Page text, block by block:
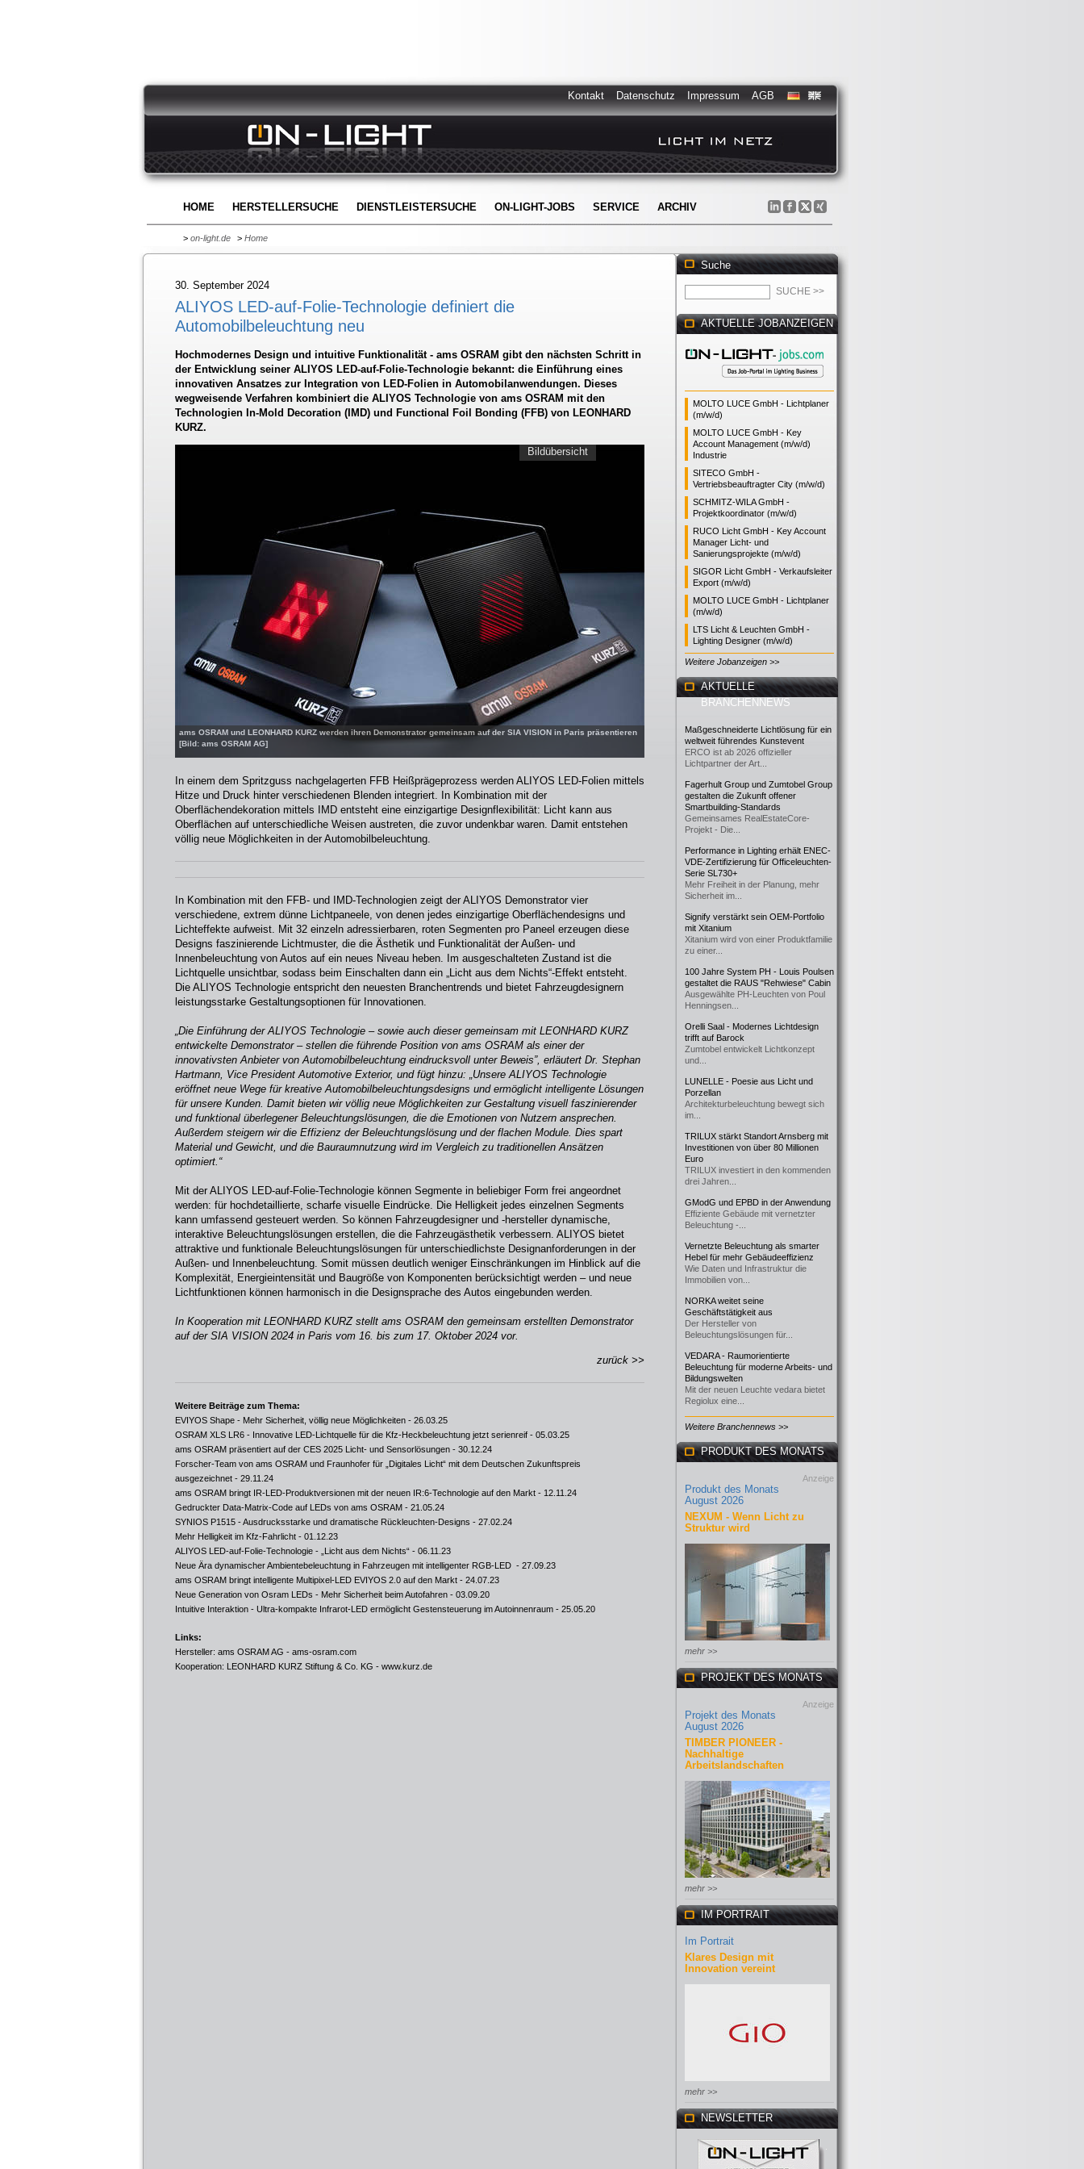
Kontakt Datenschutz Impressum AGB
HOME HERSTELLERSUCHE DIENSTLEISTERSUCHE ON-LIGHT-JOBS SERVICE ARCHIV
> on-light.de > Home
30. September 2024
ALIYOS LED-auf-Folie-Technologie definiert die
Automobilbeleuchtung neu
Hochmodernes Design und intuitive Funktionalität - ams OSRAM gibt den nächsten Schritt in
der Entwicklung seiner ALIYOS LED-auf-Folie-Technologie bekannt: die Einführung eines
innovativen Ansatzes zur Integration von LED-Folien in Automobilanwendungen. Dieses
wegweisende Verfahren kombiniert die ALIYOS Technologie von ams OSRAM mit den
Technologien In-Mold Decoration (IMD) und Functional Foil Bonding (FFB) von LEONHARD
KURZ.
ams OSRAM und LEONHARD KURZ werden ihren Demonstrator gemeinsam auf der SIA VISION in Paris präsentieren
[Bild: ams OSRAM AG]
Bildübersicht
In einem dem Spritzguss nachgelagerten FFB Heißprägeprozess werden ALIYOS LED-Folien mittels
Hitze und Druck hinter verschiedenen Blenden integriert. In Kombination mit der
Oberflächendekoration mittels IMD entsteht eine einzigartige Designflexibilität: Licht kann aus
Oberflächen auf unterschiedliche Weisen austreten, die zuvor undenkbar waren. Damit entstehen
völlig neue Möglichkeiten in der Automobilbeleuchtung.
In Kombination mit den FFB- und IMD-Technologien zeigt der ALIYOS Demonstrator vier
verschiedene, extrem dünne Lichtpaneele, von denen jedes einzigartige Oberflächendesigns und
Lichteffekte aufweist. Mit 32 einzeln adressierbaren, roten Segmenten pro Paneel erzeugen diese
Designs faszinierende Lichtmuster, die die Ästhetik und Funktionalität der Außen- und
Innenbeleuchtung von Autos auf ein neues Niveau heben. Im ausgeschalteten Zustand ist die
Lichtquelle unsichtbar, sodass beim Einschalten dann ein „Licht aus dem Nichts“-Effekt entsteht.
Die ALIYOS Technologie entspricht den neuesten Branchentrends und bietet Fahrzeugdesignern
leistungsstarke Gestaltungsoptionen für Innovationen.
„Die Einführung der ALIYOS Technologie – sowie auch dieser gemeinsam mit LEONHARD KURZ
entwickelte Demonstrator – stellen die führende Position von ams OSRAM als einer der
innovativsten Anbieter von Automobilbeleuchtung eindrucksvoll unter Beweis”, erläutert Dr. Stephan
Hartmann, Vice President Automotive Exterior, und fügt hinzu: „Unsere ALIYOS Technologie
eröffnet neue Wege für kreative Automobilbeleuchtungsdesigns und ermöglicht intelligente Lösungen
für unsere Kunden. Damit bieten wir völlig neue Möglichkeiten zur Gestaltung visuell faszinierender
und funktional überlegener Beleuchtungslösungen, die die Emotionen von Nutzern ansprechen.
Außerdem steigern wir die Effizienz der Beleuchtungslösung und der flachen Module. Dies spart
Material und Gewicht, und die Bauraumnutzung wird im Vergleich zu traditionellen Ansätzen
optimiert.“
Mit der ALIYOS LED-auf-Folie-Technologie können Segmente in beliebiger Form frei angeordnet
werden: für hochdetaillierte, scharfe visuelle Eindrücke. Die Helligkeit jedes einzelnen Segments
kann umfassend gesteuert werden. So können Fahrzeugdesigner und -hersteller dynamische,
interaktive Beleuchtungslösungen erstellen, die die Fahrzeugästhetik verbessern. ALIYOS bietet
attraktive und funktionale Beleuchtungslösungen für unterschiedlichste Designanforderungen in der
Außen- und Innenbeleuchtung. Somit müssen deutlich weniger Einschränkungen im Hinblick auf die
Komplexität, Energieintensität und Baugröße von Komponenten berücksichtigt werden – und neue
Lichtfunktionen können harmonisch in die Designsprache des Autos eingebunden werden.
In Kooperation mit LEONHARD KURZ stellt ams OSRAM den gemeinsam erstellten Demonstrator
auf der SIA VISION 2024 in Paris vom 16. bis zum 17. Oktober 2024 vor.
zurück >>
Weitere Beiträge zum Thema:
EVIYOS Shape - Mehr Sicherheit, völlig neue Möglichkeiten - 26.03.25
OSRAM XLS LR6 - Innovative LED-Lichtquelle für die Kfz-Heckbeleuchtung jetzt serienreif - 05.03.25
ams OSRAM präsentiert auf der CES 2025 Licht- und Sensorlösungen - 30.12.24
Forscher-Team von ams OSRAM und Fraunhofer für „Digitales Licht“ mit dem Deutschen Zukunftspreis
ausgezeichnet - 29.11.24
ams OSRAM bringt IR-LED-Produktversionen mit der neuen IR:6-Technologie auf den Markt - 12.11.24
Gedruckter Data-Matrix-Code auf LEDs von ams OSRAM - 21.05.24
SYNIOS P1515 - Ausdrucksstarke und dramatische Rückleuchten-Designs - 27.02.24
Mehr Helligkeit im Kfz-Fahrlicht - 01.12.23
ALIYOS LED-auf-Folie-Technologie - „Licht aus dem Nichts“ - 06.11.23
Neue Ära dynamischer Ambientebeleuchtung in Fahrzeugen mit intelligenter RGB-LED - 27.09.23
ams OSRAM bringt intelligente Multipixel-LED EVIYOS 2.0 auf den Markt - 24.07.23
Neue Generation von Osram LEDs - Mehr Sicherheit beim Autofahren - 03.09.20
Intuitive Interaktion - Ultra-kompakte Infrarot-LED ermöglicht Gestensteuerung im Autoinnenraum - 25.05.20
Links:
Hersteller: ams OSRAM AG - ams-osram.com
Kooperation: LEONHARD KURZ Stiftung & Co. KG - www.kurz.de
Suche
AKTUELLE JOBANZEIGEN
MOLTO LUCE GmbH - Lichtplaner
(m/w/d)
MOLTO LUCE GmbH - Key
Account Management (m/w/d)
Industrie
SITECO GmbH -
Vertriebsbeauftragter City (m/w/d)
SCHMITZ-WILA GmbH -
Projektkoordinator (m/w/d)
RUCO Licht GmbH - Key Account
Manager Licht- und
Sanierungsprojekte (m/w/d)
SIGOR Licht GmbH - Verkaufsleiter
Export (m/w/d)
MOLTO LUCE GmbH - Lichtplaner
(m/w/d)
LTS Licht & Leuchten GmbH -
Lighting Designer (m/w/d)
Weitere Jobanzeigen >>
AKTUELLE
BRANCHENNEWS
Maßgeschneiderte Lichtlösung für ein
weltweit führendes Kunstevent
ERCO ist ab 2026 offizieller
Lichtpartner der Art...
Fagerhult Group und Zumtobel Group
gestalten die Zukunft offener
Smartbuilding-Standards
Gemeinsames RealEstateCore-
Projekt - Die...
Performance in Lighting erhält ENEC-
VDE-Zertifizierung für Officeleuchten-
Serie SL730+
Mehr Freiheit in der Planung, mehr
Sicherheit im...
Signify verstärkt sein OEM-Portfolio
mit Xitanium
Xitanium wird von einer Produktfamilie
zu einer...
100 Jahre System PH - Louis Poulsen
gestaltet die RAUS "Rehwiese" Cabin
Ausgewählte PH-Leuchten von Poul
Henningsen...
Orelli Saal - Modernes Lichtdesign
trifft auf Barock
Zumtobel entwickelt Lichtkonzept
und...
LUNELLE - Poesie aus Licht und
Porzellan
Architekturbeleuchtung bewegt sich
im...
TRILUX stärkt Standort Arnsberg mit
Investitionen von über 80 Millionen
Euro
TRILUX investiert in den kommenden
drei Jahren...
GModG und EPBD in der Anwendung
Effiziente Gebäude mit vernetzter
Beleuchtung -...
Vernetzte Beleuchtung als smarter
Hebel für mehr Gebäudeeffizienz
Wie Daten und Infrastruktur die
Immobilien von...
NORKA weitet seine
Geschäftstätigkeit aus
Der Hersteller von
Beleuchtungslösungen für...
VEDARA - Raumorientierte
Beleuchtung für moderne Arbeits- und
Bildungswelten
Mit der neuen Leuchte vedara bietet
Regiolux eine...
Weitere Branchennews >>
PRODUKT DES MONATS
Anzeige
Produkt des Monats
August 2026
NEXUM - Wenn Licht zu
Struktur wird
mehr >>
PROJEKT DES MONATS
Anzeige
Projekt des Monats
August 2026
TIMBER PIONEER -
Nachhaltige
Arbeitslandschaften
mehr >>
IM PORTRAIT
Im Portrait
Klares Design mit
Innovation vereint
mehr >>
NEWSLETTER